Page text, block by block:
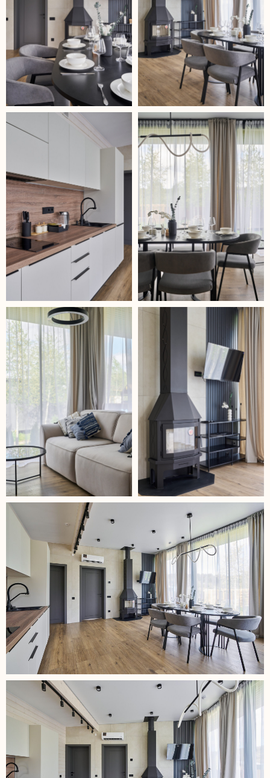
условия проживания
в доме
Смотреть доступные даты
к нтакты
Городской округ Солнечногорск
Солнечногорск
КП Лопотово Парк
Эл.почта: Rent.stirmanova@yandex.ru
ТГ Бот: @Rentstirmanova_bot
Городской округ Ступино
КП Гринвуд,
КП Грин Форест Премиум,
КП Бекетово Парк,
КП Семёновское,
КП Шелково Ривер
Наши адреса в Московской области: